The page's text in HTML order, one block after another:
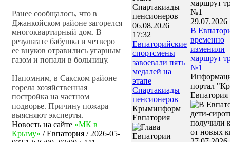
Ранее сообщалось, что в
Джанкойском районе загорелся
многоквартирный дом. В
результате бабушка и четверо
ее внуков отравились угарным
газом и попали в больницу.
Напомним, в Сакском районе
горела хозяйственная
постройка на частном
подворье. Причину пожара
выясняют эксперты.
Новость на сайте «МК в
Крыму» /Евпатория / 2026-05-
06.08.2026
17:32
Евпаторийские
спортсмены
завоевали пять
медалей на
этапе
Спартакиады
пенсионеров
Крыминформ
Евпатория
29.07.2026
В
временно
изменили
маршрут
№1
портал
Евпатория